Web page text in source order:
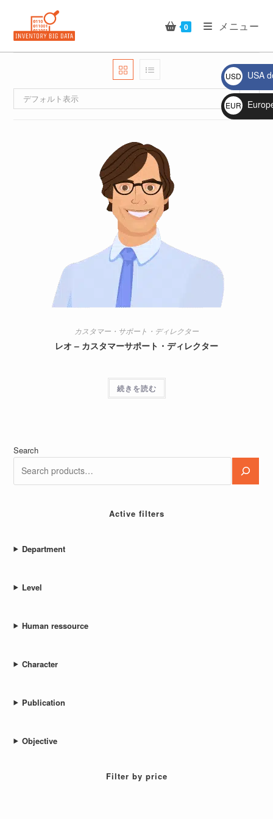
ン
0 メニュー
デフォルト表示
カスタマー・サポート・ディレクター
レオ – カスタマーサポート・ディレクター
続きを読む
Search
Active filters
Department
Level
Human ressource
Character
Publication
Objective
Filter by price
USD
$
USA
EUR
€